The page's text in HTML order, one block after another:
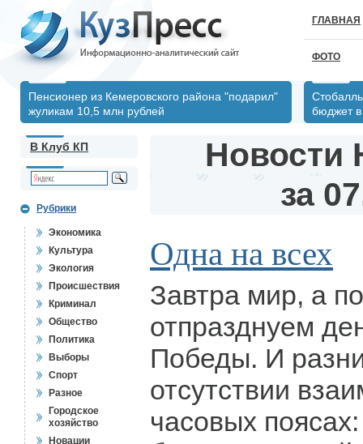
ГЛАВНАЯ
ФОТО
Пенсионер из Кемеровского района "подарил"
жуликам 10,5 млн рублей
бюджет в
В Клуб КП
Рубрики
Экономика
Культура
Экология
Происшествия
Криминал
Общество
Политика
Выборы
Спорт
Разное
Городское
хозяйство
Новации
Новости
за
Одна на всех
Завтра мир, а
отпразднуем
Победы. И
отсутствии
часовых